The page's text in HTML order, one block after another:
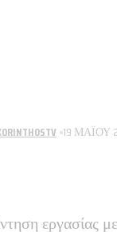
19 ΜΑΪ́ΟΥ
εργασίας